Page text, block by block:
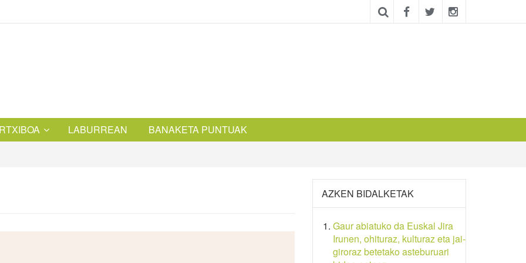
LABURREAN BANAKETA PUNTUAK
AZKEN BIDALKETAK
Gaur abiatuko da Euskal Jira
Irunen, ohituraz, kulturaz eta jai-
giroraz betetako asteburuari